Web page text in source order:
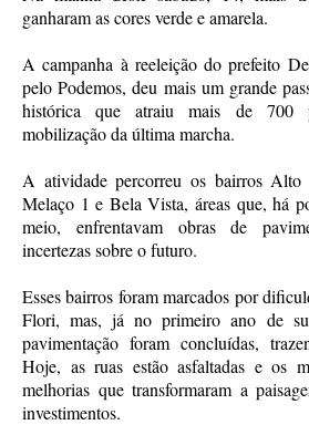
ganharam as cores verde e amarela.
A campanha à reeleição do prefeito
pelo Podemos, deu mais um grande
histórica que atraiu mais de 700
mobilização da última marcha.
A atividade percorreu os bairros Alto
Melaço 1 e Bela Vista, áreas que, há
meio, enfrentavam obras de
incertezas sobre o futuro.
Esses bairros foram marcados por
Flori, mas, já no primeiro ano de
pavimentação foram concluídas,
Hoje, as ruas estão asfaltadas e os
melhorias que transformaram a
investimentos.